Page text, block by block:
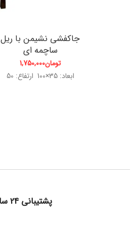
جاکفشی نشیمن با ریل
ساچمه ای
تومان1,750,000
ابعاد: 35×100 ارتفاع: 50
پشتیبانی 24 ساعته